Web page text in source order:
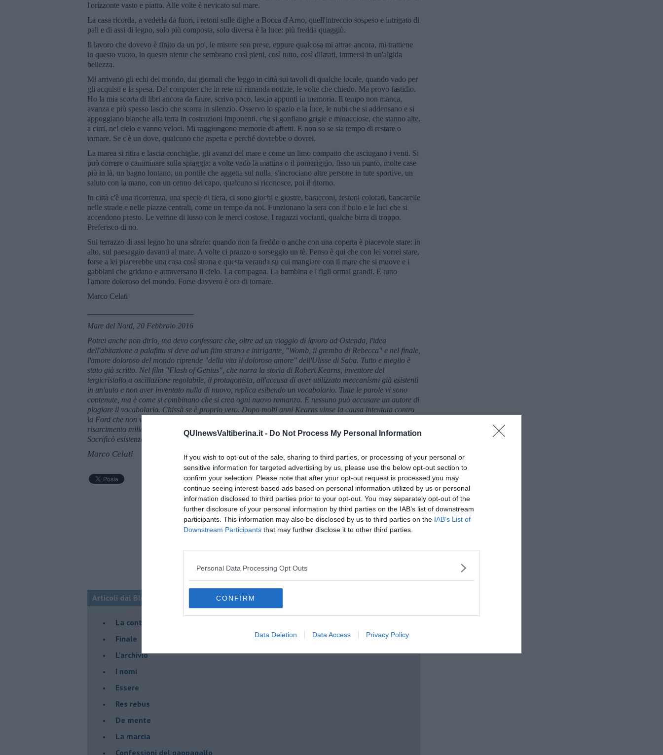
QUInewsValtiberina.it - Do Not Process My Personal Information
If you wish to opt-out of the sale, sharing to third parties, or processing of your personal or
sensitive information for targeted advertising by us, please use the below opt-out section to
confirm your selection. Please note that after your opt-out request is processed you may
continue seeing interest-based ads based on personal information utilized by us or personal
information disclosed to third parties prior to your opt-out. You may separately opt-out of the
further disclosure of your personal information by third parties on the IAB’s list of downstream
participants. This information may also be disclosed by us to third parties on the IAB’s List of
Downstream Participants that may further disclose it to other third parties.
Personal Data Processing Opt Outs
CONFIRM
Data Deletion Data Access Privacy Policy
l'orizzonte vasto e piatto. Alle volte è nevicato sul mare.
La casa ricorda, a vederla da fuori, i retoni sulle dighe a Bocca d'Arno, quell'intreccio sospeso e intrigato di
pali e di assi di legno, solo più composta, solo diversa è la luce: più fredda quaggiù.
Il lavoro che dovevo è finito da un po', le misure son prese, eppure qualcosa mi attrae ancora, mi trattiene
in questo vuoto, in questo niente che sembrano così pieni, così tutto, così dilatati, immersi in un'algida
bellezza.
Mi arrivano gli echi del mondo, dai giornali che leggo in città sui tavoli di qualche locale, quando vado per
gli acquisti e la spesa. Dal computer che in rete mi rimanda notizie, le volte che chiedo. Ma provo fastidio.
Ho la mia scorta di libri ancora da finire, scrivo poco, lascio appunti in memoria. Il tempo non manca,
avanza e più spesso lascio che scorra in silenzio. Osservo lo spazio e la luce, le nubi che si addensano e si
appoggiano bianche alla terra in costruzioni imponenti, che si gonfiano grigie e minacciose, che stanno alte,
a cirri, nel cielo e vanno veloci. Mi raggiungono memorie di affetti. E non so se sia tempo di restare o
tornare. Se c'è un dove, qualcuno che aspetta e perché dovrebbe o dovrei.
La marea si ritira e lascia conchiglie, gli avanzi del mare e come un limo compatto che asciugano i venti. Si
può correre o camminare sulla spiaggia: a volte vado la mattina o il pomeriggio, fisso un punto, molte case
più in là, un bagno lontano, un pontile che aggetta sul nulla, s'incrociano altre persone in tute sportive, un
saluto con la mano, con un cenno del capo, qualcuno si riconosce, poi il ritorno.
In città c'è una ricorrenza, una specie di fiera, ci sono giochi e giostre, baracconi, festoni colorati, bancarelle
nelle strade e nelle piazze centrali, come un tempo da noi. Funzionano la sera con il buio e le luci che si
accendono presto. Le vetrine di lusso con le merci costose. I ragazzi vocianti, qualche birra di troppo.
Preferisco di no.
Sul terrazzo di assi legno ho una sdraio: quando non fa freddo o anche con una coperta è piacevole stare: in
alto, sul paesaggio davanti al mare. A volte ci pranzo o sorseggio un tè. Penso è qui che con lei vorrei stare,
forse a lei piacerebbe una casa così strana e questa veranda su cui mangiare con il mare che si muove e i
gabbiani che gridano e attraversano il cielo. La compagna. La bambina e i figli ormai grandi. E tutto
l'amore doloroso del mondo. Forse davvero è ora di tornare.
Marco Celati
Mare del Nord, 20 Febbraio 2016
Potrei anche non dirlo, ma devo confessare che, oltre ad un viaggio di lavoro ad Ostenda, l'idea
dell'abitazione a palafitta si deve ad un film strano e intrigante, "Womb, il grembo di Rebecca" e nel finale,
l'amore doloroso del mondo riprende "della vita il doloroso amore" dell'Ulisse di Saba. Tutto e meglio è
stato già scritto. Nel film "Flash of Genius", che narra la storia di Robert Kearns, inventore del
tergicristallo a oscillazione regolabile, il protagonista, all'accusa di aver utilizzato meccanismi già esistenti
in un'auto e non aver inventato nulla di nuovo, replica esibendo un vocabolario. Tutte le parole vi sono
contenute, ma è come si combinano che si crea ogni nuovo romanzo. E nessuno può accusare un autore di
plagiare il vocabolario. Chissà se è proprio vero. Dopo molti anni Kearns vinse la causa intentata contro
la Ford che non voleva riconoscere la sua invenzione di cui, anzi, si era impossessata ed ebbe un
risarcimento milionario e il riconoscimento della ragione di una vita, condotta fin quasi alla follia.
Sacrificò esistenza ed affetti, chiss
Marco Celati
Articoli dal Blog “Racconti della domenica” di Marco Celati
La controversia degli azzimi
Finale
L'archivio
I nomi
Essere
Res rebus
De mente
La marcia
Confessioni del pappagallo